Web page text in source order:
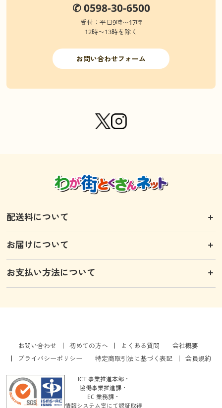
✆ 0598-30-6500
受付：平日9時〜17時
12時〜13時を除く
お問い合わせフォーム
配送料について
お届けについて
お支払い方法について
お問い合わせ 初めての方へ よくある質問
会社概要
プライバシーポリシー
特定商取引法に基づく表記 会員規約
ICT 事業推進本部・
協働事業推進課・
EC 業務課・
情報システム室にて認証取得